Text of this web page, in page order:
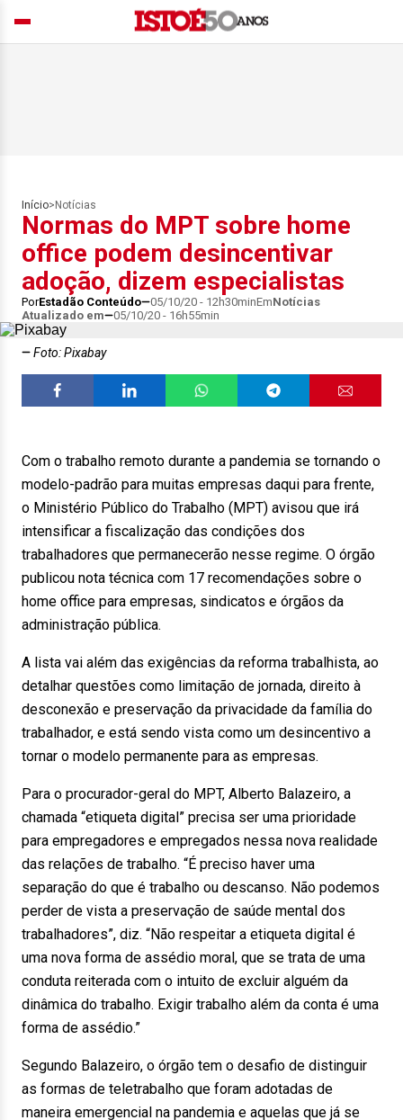
Início> Notícias
Normas do MPT sobre home
office podem desincentivar
adoção, dizem especialistas
PorEstadão Conteúdo 05/10/20 - 12h30minEmNotícias
Atualizado em
05/10/20 - 16h55min
Foto: Pixabay
Com o trabalho remoto durante a pandemia se tornando o
modelo-padrão para muitas empresas daqui para frente,
o Ministério Público do Trabalho (MPT) avisou que irá
intensificar a fiscalização das condições dos
trabalhadores que permanecerão nesse regime. O órgão
publicou nota técnica com 17 recomendações sobre o
home office para empresas, sindicatos e órgãos da
administração pública.
A lista vai além das exigências da reforma trabalhista, ao
detalhar questões como limitação de jornada, direito à
desconexão e preservação da privacidade da família do
trabalhador, e está sendo vista como um desincentivo a
tornar o modelo permanente para as empresas.
Para o procurador-geral do MPT, Alberto Balazeiro, a
chamada “etiqueta digital” precisa ser uma prioridade
para empregadores e empregados nessa nova realidade
das relações de trabalho. “É preciso haver uma
separação do que é trabalho ou descanso. Não podemos
perder de vista a preservação de saúde mental dos
trabalhadores”, diz. “Não respeitar a etiqueta digital é
uma nova forma de assédio moral, que se trata de uma
conduta reiterada com o intuito de excluir alguém da
dinâmica do trabalho. Exigir trabalho além da conta é uma
forma de assédio.”
Segundo Balazeiro, o órgão tem o desafio de distinguir
as formas de teletrabalho que foram adotadas de
maneira emergencial na pandemia e aquelas que já se